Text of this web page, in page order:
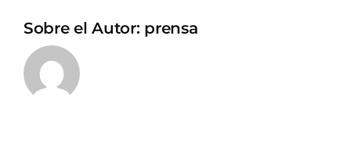
Sobre el Autor: prensa